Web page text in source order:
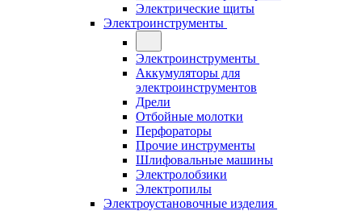
Электрические щиты
Электроинструменты
Электроинструменты
Аккумуляторы для
электроинструментов
Дрели
Отбойные молотки
Перфораторы
Прочие инструменты
Шлифовальные машины
Электролобзики
Электропилы
Электроустановочные изделия